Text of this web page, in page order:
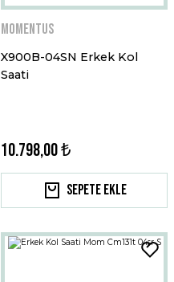
Momentus
X900B-04SN Erkek Kol
Saati
10.798,00 ₺
Sepete Ekle